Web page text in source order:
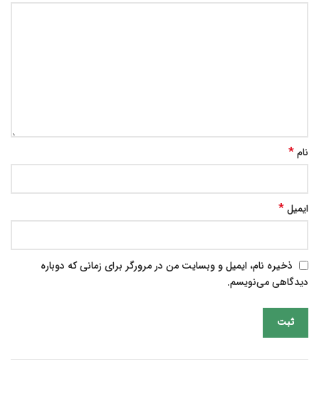
نام*
ایمیل*
ذخیره نام، ایمیل و وبسایت من در مرورگر برای زمانی که دوباره
دیدگاهی می‌نویسم.